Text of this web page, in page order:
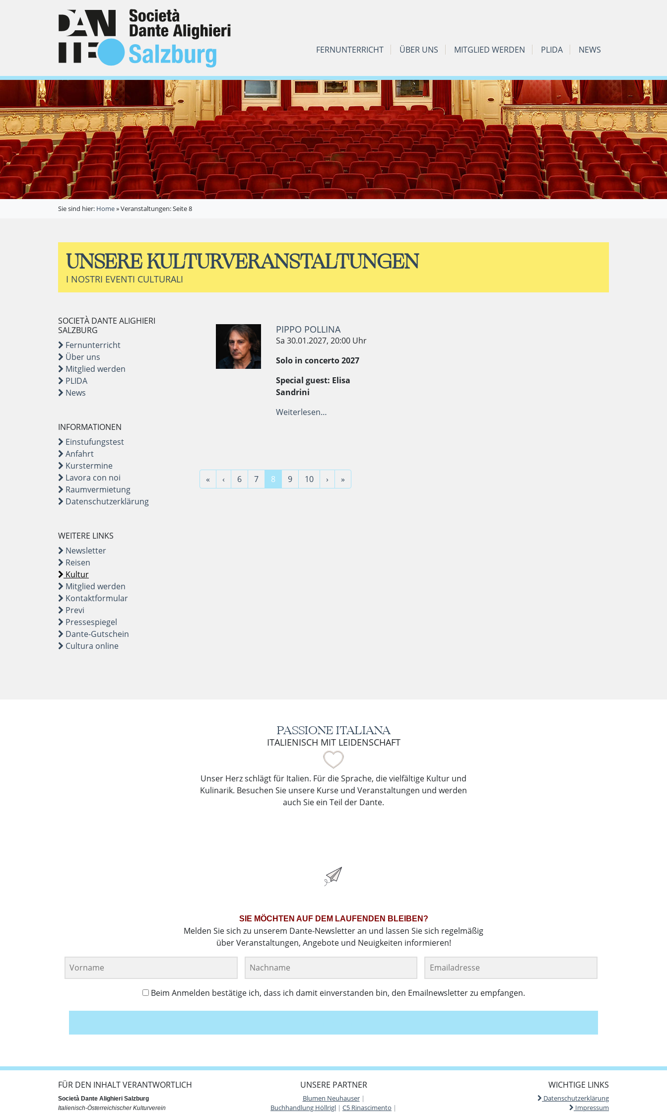
FERNUNTERRICHT ÜBER UNS MITGLIED WERDEN PLIDA NEWS
Sie sind hier: Home»Veranstaltungen: Seite 8
UNSERE KULTURVERANSTALTUNGEN
I NOSTRI EVENTI CULTURALI
SOCIETÀ DANTE ALIGHIERI
SALZBURG
Fernunterricht
Über uns
Mitglied werden
PLIDA
News
INFORMATIONEN
Einstufungstest
Anfahrt
Kurstermine
Lavora con noi
Raumvermietung
Datenschutzerklärung
WEITERE LINKS
Newsletter
Reisen
Kultur
Mitglied werden
Kontaktformular
Previ
Pressespiegel
Dante-Gutschein
Cultura online
PIPPO POLLINA
Sa 30.01.2027, 20:00 Uhr
Solo in concerto 2027
Special guest: Elisa
Sandrini
Weiterlesen…
« ‹ 6 7 8 9 10 › »
PASSIONE ITALIANA
ITALIENISCH MIT LEIDENSCHAFT
Unser Herz schlägt für Italien. Für die Sprache, die vielfältige Kultur und
Kulinarik. Besuchen Sie unsere Kurse und Veranstaltungen und werden
auch Sie ein Teil der Dante.
SIE MÖCHTEN AUF DEM LAUFENDEN BLEIBEN?
Melden Sie sich zu unserem Dante-Newsletter an und lassen Sie sich regelmäßig
über Veranstaltungen, Angebote und Neuigkeiten informieren!
Beim Anmelden bestätige ich, dass ich damit einverstanden bin, den Emailnewsletter zu empfangen.
FÜR DEN INHALT VERANTWORTLICH
Società Dante Alighieri Salzburg
Italienisch-Österreichischer Kulturverein
UNSERE PARTNER
Blumen Neuhauser|
Buchhandlung Höllrigl | C5 Rinascimento |
WICHTIGE LINKS
Datenschutzerklärung
Impressum